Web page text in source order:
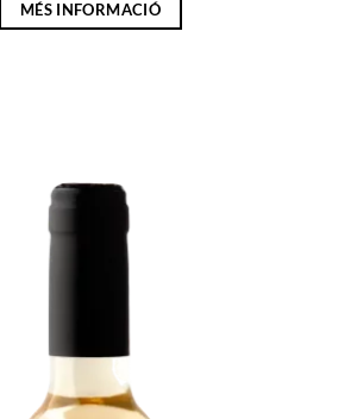
MÉS INFORMACIÓ